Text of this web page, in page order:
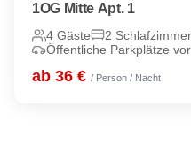
1OG Mitte Apt. 1
4 Gäste 2 Schlafzimmer
Öffentliche Parkplätze
ab 36 € / Person / Nacht